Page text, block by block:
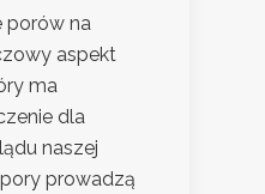
porów na
aspekt
ma
dla
naszej
prowadzą